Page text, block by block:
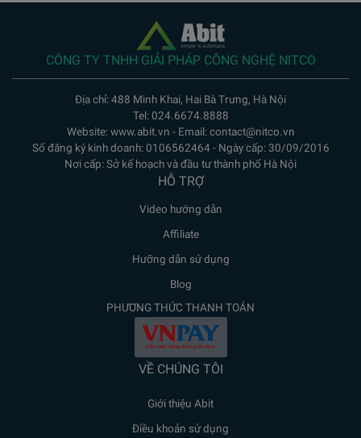
CÔNG TY TNHH GIẢI PHÁP CÔNG NGHỆ NITCO
Địa chỉ: 488 Minh Khai, Hai Bà Trưng, Hà Nội
Tel: 024.6674.8888
Website: www.abit.vn - Email: contact@nitco.vn
Số đăng ký kinh doanh: 0106562464 - Ngày cấp: 30/09/2016
Nơi cấp: Sở kế hoạch và đầu tư thành phố Hà Nội
HỖ TRỢ
Video hướng dẫn
Affiliate
Hưỡng dẫn sử dụng
Blog
PHƯƠNG THỨC THANH TOÁN
VỀ CHÚNG TÔI
Giới thiệu Abit
Điều khoản sử dụng